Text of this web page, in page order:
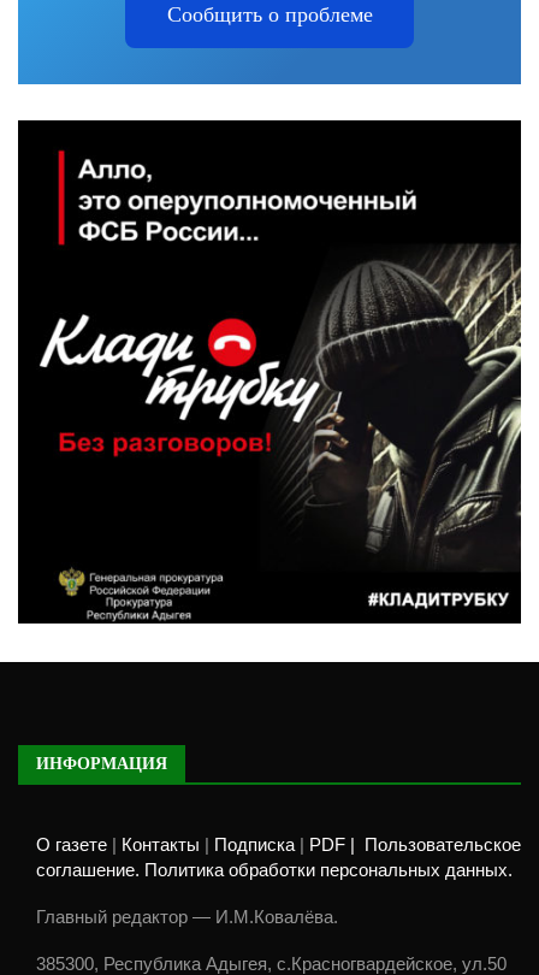
Сообщить о проблеме
ИНФОРМАЦИЯ
О газете Контакты Подписка PDF |
Пользовательское
соглашение. Политика обработки персональных данных.
Главный редактор — И.М.Ковалёва.
385300, Республика Адыгея, с.Красногвардейское, ул.50